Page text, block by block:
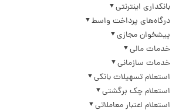
بانکداری اینترنتی
درگاه‌های پرداخت واسط
پیشخوان مجازی
خدمات مالی
خدمات سازمانی
استعلام تسهیلات بانکی
استعلام چک برگشتی
استعلام اعتبار معاملاتی